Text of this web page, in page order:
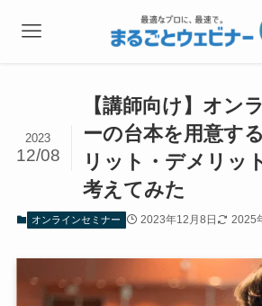
【講師向け】オン
ーの台本を用意す
リット・デメリッ
考えてみた
2023
12/08
オンラインセミナー 2023年12月8日 2025